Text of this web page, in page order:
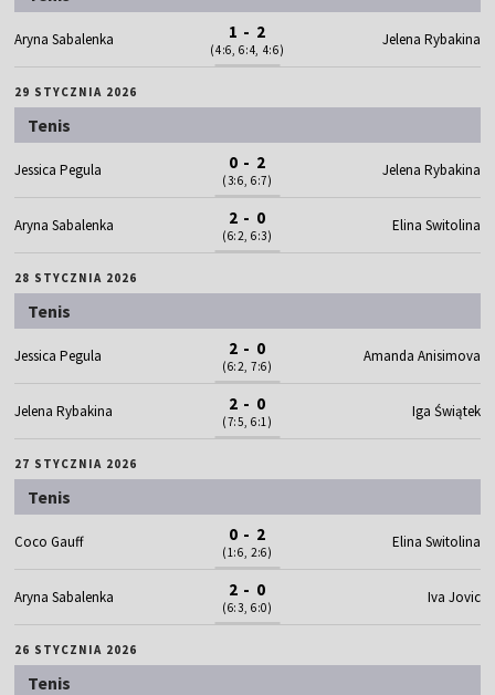
Aryna Sabalenka 1 - 2
(4:6, 6:4, 4:6)
Jelena Rybakina
29 STYCZNIA 2026
Tenis
Jessica Pegula 0 - 2
(3:6, 6:7)
Jelena Rybakina
Aryna Sabalenka 2 - 0
(6:2, 6:3)
Elina Switolina
28 STYCZNIA 2026
Tenis
Jessica Pegula 2 - 0
(6:2, 7:6)
Amanda Anisimova
Jelena Rybakina 2 - 0
(7:5, 6:1)
Iga Świątek
27 STYCZNIA 2026
Tenis
Coco Gauff 0 - 2
(1:6, 2:6)
Elina Switolina
Aryna Sabalenka 2 - 0
(6:3, 6:0)
Iva Jovic
26 STYCZNIA 2026
Tenis